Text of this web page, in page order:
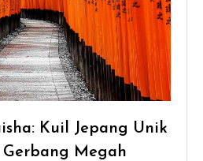
Kuil Jepang Unik
Megah